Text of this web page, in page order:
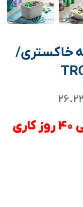
خاکستری/
** تحویل به صورت 30 الی 40 روز کاری